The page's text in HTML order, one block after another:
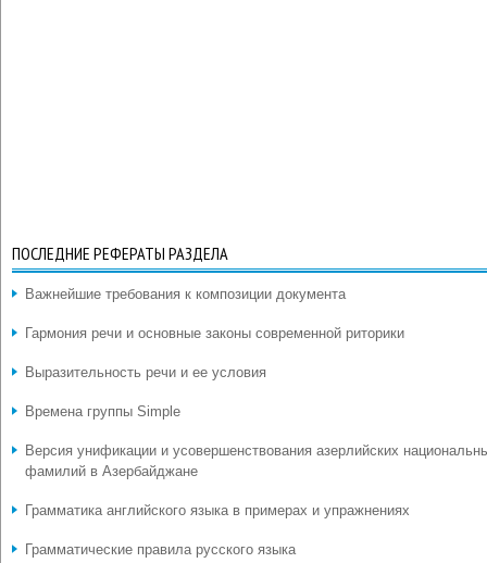
ПОСЛЕДНИЕ РЕФЕРАТЫ РАЗДЕЛА
Важнейшие требования к композиции документа
Гармония речи и основные законы современной риторики
Выразительность речи и ее условия
Времена группы Simple
Версия унификации и усовершенствования азерлийских
фамилий в Азербайджане
Грамматика английского языка в примерах и упражнениях
Грамматические правила русского языка